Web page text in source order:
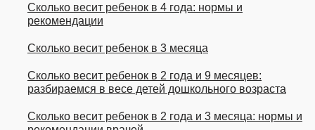
Сколько весит ребенок в 4 года: нормы и
рекомендации
Сколько весит ребенок в 3 месяца
Сколько весит ребенок в 2 года и 9 месяцев:
разбираемся в весе детей дошкольного возраста
Сколько весит ребенок в 2 года и 3 месяца: нормы и